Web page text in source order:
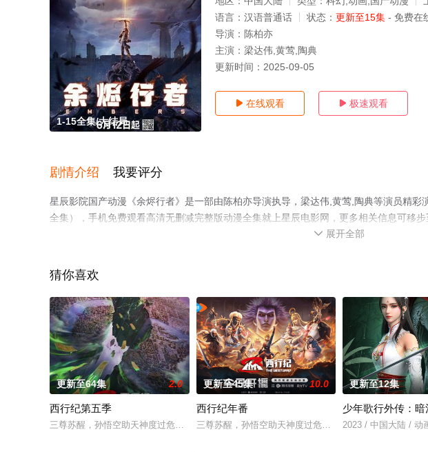
1-15全集/大结局
语言： 汉语普通话 状态： 更新至15集 - 免费在
导演： 陈柏亦
主演： 梁达伟,黄莺,陶典
更新时间： 2025-09-05
 在线观看  极速观看
剧情介绍 我要评分
星辰影院国产动漫《余烬行者》是一部由陈柏亦导演执导，梁达伟,黄莺,陶典等演员精
全集），手机免费观看高清无删减完整版动漫全集就上星辰电影网，更多相关信息可移
 展开全部
猜你喜欢
更新至64集 2.0
西行纪第五季
三尊苏醒，孙悟空助天神度过危机。西行小队离散后，沙悟净下阴界救师父;八戒在黑水镇因过
更新至45集 10.0
西行纪年番
三尊苏醒，孙悟空助天神度过危机。西行小队离散后，沙
更新至12集
少年歌行外传：暗
2023 / 中国大陆 / 动